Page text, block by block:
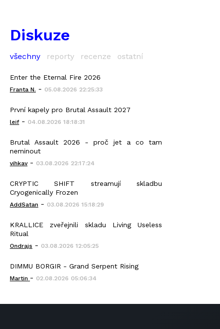
Diskuze
všechny reporty recenze ostatní
Enter the Eternal Fire 2026
Franta N. - 05.08.2026 22:25:33
První kapely pro Brutal Assault 2027
leif - 04.08.2026 18:18:31
Brutal Assault 2026 - proč jet a co tam
neminout
vihkav- 03.08.2026 22:17:24
CRYPTIC SHIFT streamují skladbu
Cryogenically Frozen
AddSatan - 03.08.2026 15:18:29
KRALLICE zveřejnili skladu Living Useless
Ritual
Ondrajs - 03.08.2026 12:05:25
DIMMU BORGIR - Grand Serpent Rising
Martin - 02.08.2026 05:06:34